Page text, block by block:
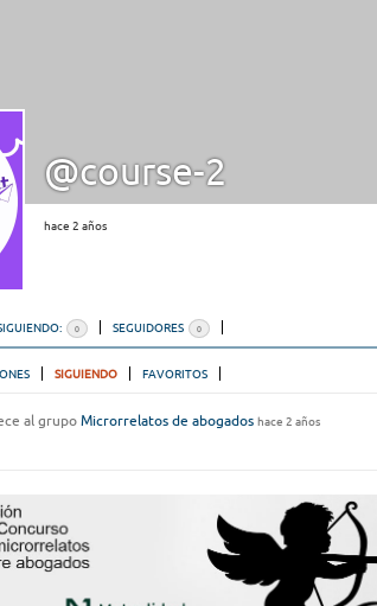
@course-2
hace 2 años
0 SEGUIDORES 0
SIGUIENDO FAVORITOS
al grupo Microrrelatos de abogados hace 2 años